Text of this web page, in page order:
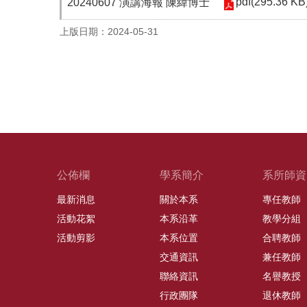
20240607 演講海報 陳緯博士
上版日期：2024-05-31
公佈欄
最新消息
活動花絮
活動剪影
學系簡介
關於本系
本系沿革
本系位置
交通資訊
聯絡資訊
行政團隊
系所師資
專任教師
教學分組
合聘教師
兼任教師
名譽教授
退休教師